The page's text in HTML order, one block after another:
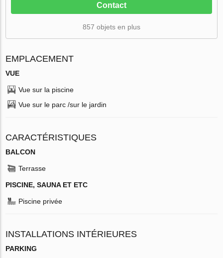
Contact
857 objets en plus
EMPLACEMENT
VUE
Vue sur la piscine
Vue sur le parc /sur le jardin
CARACTÉRISTIQUES
BALCON
Terrasse
PISCINE, SAUNA ET ETC
Piscine privée
INSTALLATIONS INTÉRIEURES
PARKING